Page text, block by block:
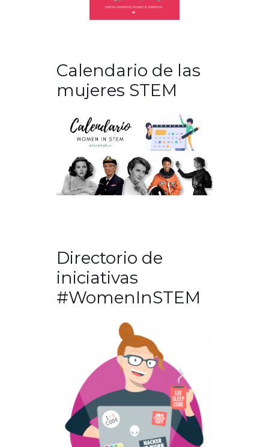
Calendario de las
mujeres STEM
Directorio de
iniciativas
#WomenInSTEM